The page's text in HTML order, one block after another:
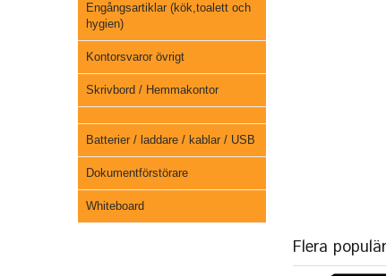
Engångsartiklar (kök,toalett och
hygien)
Kontorsvaror övrigt
Skrivbord / Hemmakontor
Batterier / laddare / kablar / USB
Dokumentförstörare
Whiteboard
Flera